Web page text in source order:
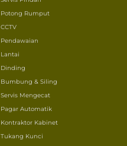
Potong Rumput
CCTV
Pendawaian
Lantai
Dinding
Bumbung & Siling
Servis Mengecat
Pagar Automatik
Kontraktor Kabinet
Tukang Kunci